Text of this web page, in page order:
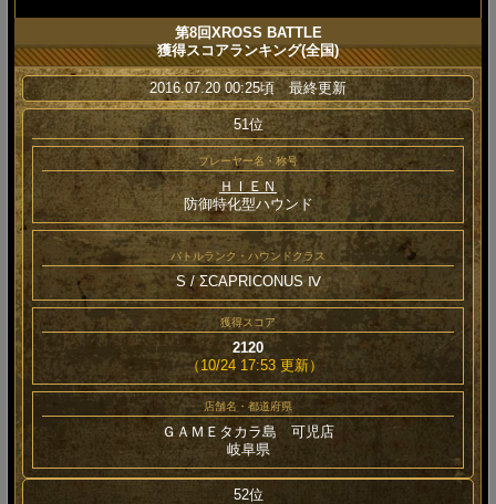
第8回XROSS BATTLE
獲得スコアランキング(全国)
2016.07.20 00:25頃 最終更新
51位
プレーヤー名・称号
ＨＩＥＮ
防御特化型ハウンド
バトルランク・ハウンドクラス
S / ΣCAPRICONUS Ⅳ
獲得スコア
2120
（10/24 17:53 更新）
店舗名・都道府県
ＧＡＭＥタカラ島 可児店
岐阜県
52位